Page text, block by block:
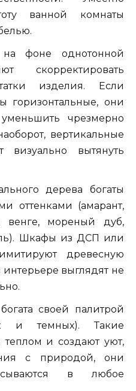
ванной комнаты
фоне однотонной
скорректировать
изделия. Если
горизонтальные, они
чрезмерно
вертикальные
визуально вытянуть
дерева богаты
оттенками (амарант,
венге, мореный дуб,
Шкафы из ДСП или
древесную
выглядят не
своей палитрой
и темных). Такие
теплом и создают уют,
с природой, они
в любое